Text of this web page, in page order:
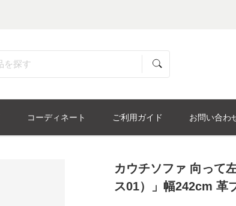
コーディネート ご利用ガイド お問い合わ
カウチソファ 向って
ス01）」幅242cm 革